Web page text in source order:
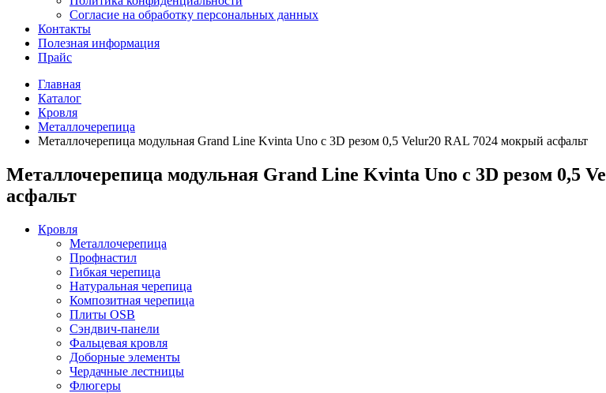
Согласие на обработку персональных данных
Контакты
Полезная информация
Прайс
Главная
Каталог
Кровля
Металлочерепица
Металлочерепица модульная Grand Line Kvinta Uno c 3D резом 0,5 Velur20 RAL 7024 мокрый асфальт
Металлочерепица модульная Grand Line Kvinta Uno c 3D резом 0,5
асфальт
Кровля
Металлочерепица
Профнастил
Гибкая черепица
Натуральная черепица
Композитная черепица
Плиты OSB
Сэндвич-панели
Фальцевая кровля
Доборные элементы
Чердачные лестницы
Флюгеры